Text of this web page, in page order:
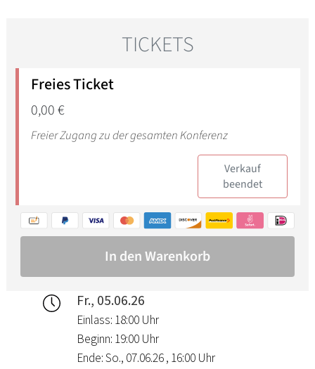
Fr., 05.06.26
Einlass: 18:00 Uhr
Beginn: 19:00 Uhr
Ende: So., 07.06.26 , 16:00 Uhr